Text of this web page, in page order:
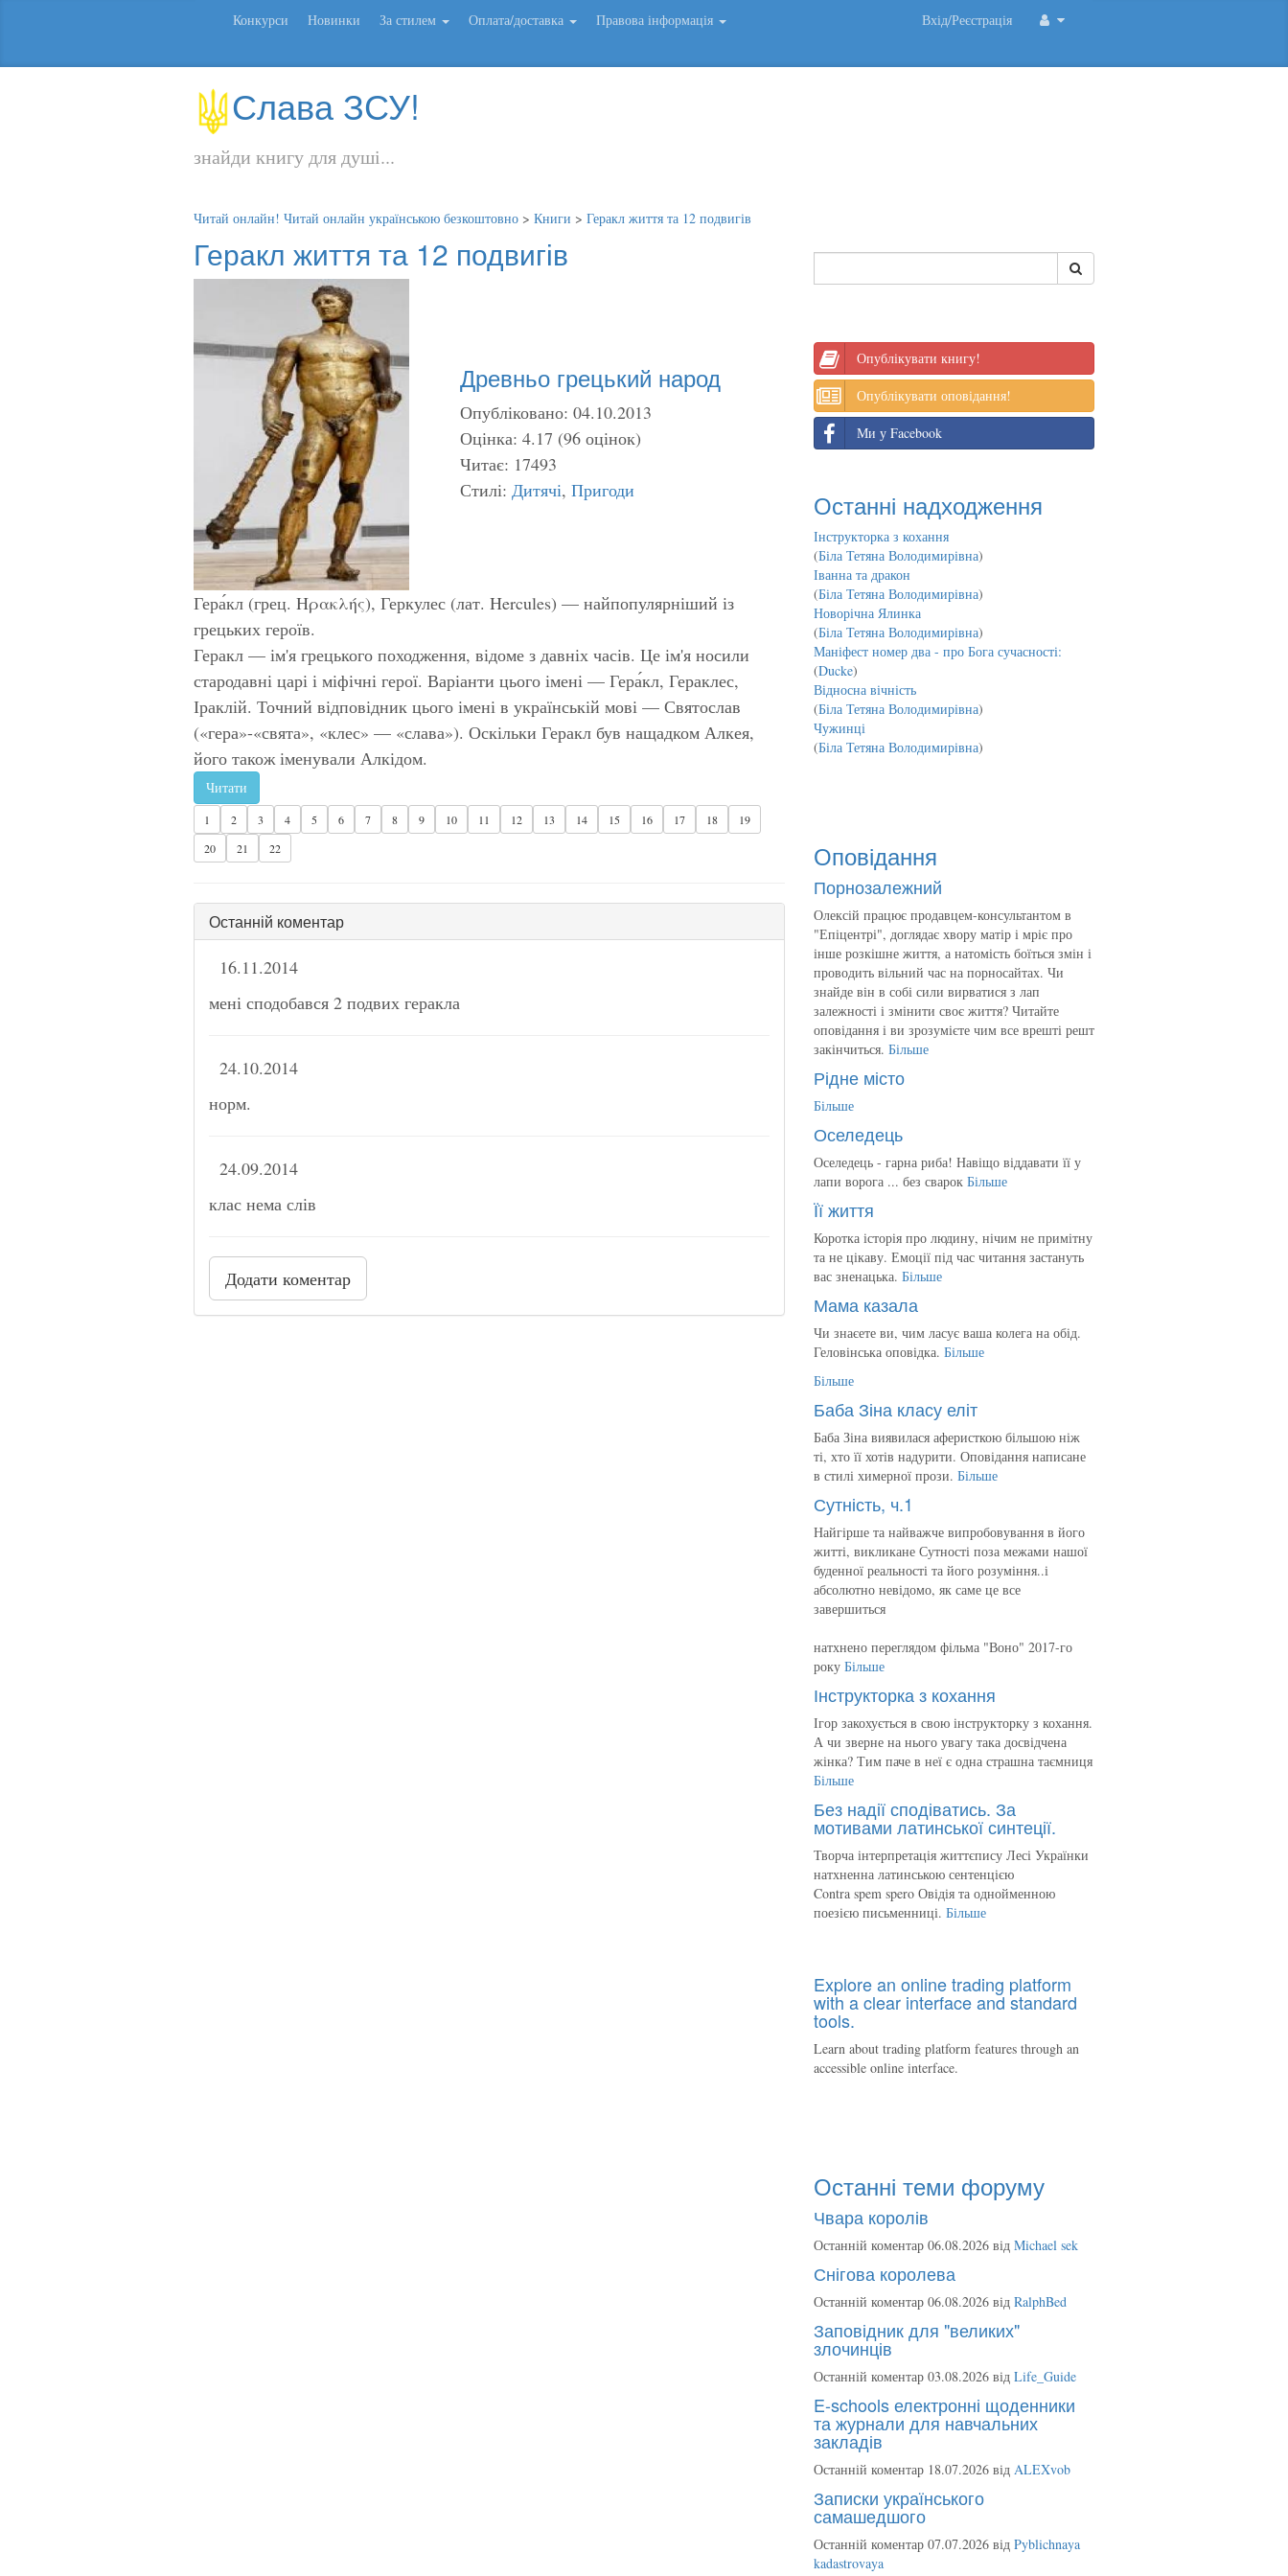
Конкурси Новинки За стилем Оплата/доставка Правова інформація Вхід/Реєстрація
Слава ЗСУ!
знайди книгу для душі...
Читай онлайн! Читай онлайн українською безкоштовно > Книги > Геракл життя та 12 подвигів
Геракл життя та 12 подвигів
Древньо грецький народ
Опубліковано: 04.10.2013
Оцінка: 4.17 (96 оцінок)
Читає: 17493
Стилі: Дитячі, Пригоди
Гера́кл (грец. Ηρακλής), Геркулес (лат. Hercules) — найпопулярніший із
грецьких героїв.
Геракл — ім'я грецького походження, відоме з давніх часів. Це ім'я носили
стародавні царі і міфічні герої. Варіанти цього імені — Гера́кл, Гераклес,
Іраклій. Точний відповідник цього імені в українській мові — Святослав
(«гера»-«свята», «клес» — «слава»). Оскільки Геракл був нащадком Алкея,
його також іменували Алкідом.
Читати
1 2 3 4 5 6 7 8 9 10 11 12 13 14 15 16 17 18
19
20
21 22
Останній коментар
16.11.2014
мені сподобався 2 подвих геракла
24.10.2014
норм.
24.09.2014
клас нема слів
Додати коментар
Опублікувати книгу!
Опублікувати оповідання!
Ми у Facebook
Останні надходження
Інструкторка з кохання
(Біла Тетяна Володимирівна)
Іванна та дракон
(Біла Тетяна Володимирівна)
Новорічна Ялинка
(Біла Тетяна Володимирівна)
Маніфест номер два - про Бога сучасності:
(Ducke)
Відносна вічність
(Біла Тетяна Володимирівна)
Чужинці
(Біла Тетяна Володимирівна)
Оповідання
Порнозалежний
Олексій працює продавцем-консультантом в
"Епіцентрі", доглядає хвору матір і мріє про
інше розкішне життя, а натомість боїться змін і
проводить вільний час на порносайтах. Чи
знайде він в собі сили вирватися з лап
залежності і змінити своє життя? Читайте
оповідання і ви зрозумієте чим все врешті решт
закінчиться. Більше
Рідне місто
Більше
Оселедець
Оселедець - гарна риба! Навіщо віддавати її у
лапи ворога ... без сварок Більше
Її життя
Коротка історія про людину, нічим не примітну
та не цікаву. Емоції під час читання застануть
вас зненацька. Більше
Мама казала
Чи знаєете ви, чим ласує ваша колега на обід.
Геловінська оповідка. Більше
Більше
Баба Зіна класу еліт
Баба Зіна виявилася аферисткою більшою ніж
ті, хто її хотів надурити. Оповідання написане
в стилі химерної прози. Більше
Сутність, ч.1
Найгірше та найважче випробовування в його
житті, викликане Сутності поза межами нашої
буденної реальності та його розуміння..і
абсолютно невідомо, як саме це все
завершиться
натхнено переглядом фільма "Воно" 2017-го
року Більше
Інструкторка з кохання
Ігор закохується в свою інструкторку з кохання.
А чи зверне на нього увагу така досвідчена
жінка? Тим паче в неї є одна страшна таємниця
Більше
Без надії сподіватись. За
мотивами латинської синтеції.
Творча інтерпретація життєпису Лесі Українки
натхненна латинською сентенцією
Contra spem spero Овідія та однойменною
поезією письменниці. Більше
Explore an online trading platform
with a clear interface and standard
tools.
Learn about trading platform features through an
accessible online interface.
Останні теми форуму
Чвара королів
Останній коментар 06.08.2026 від Michael sek
Снігова королева
Останній коментар 06.08.2026 від RalphBed
Заповідник для "великих"
злочинців
Останній коментар 03.08.2026 від Life_Guide
E-schools електронні щоденники
та журнали для навчальних
закладів
Останній коментар 18.07.2026 від ALEXvob
Записки українського
самашедшого
Останній коментар 07.07.2026 від Pyblichnaya
kadastrovaya